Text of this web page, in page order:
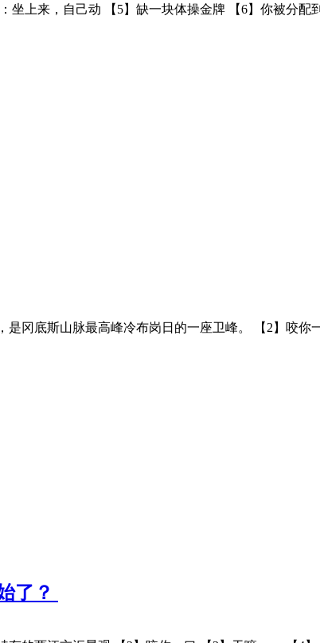
坐上来，自己动 【5】缺一块体操金牌 【6】​你被分
是冈底斯山脉最高峰冷布岗日的一座卫峰。 【2】咬
了？